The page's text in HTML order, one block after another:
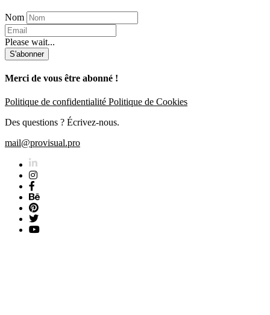
Nom
Please wait...
S'abonner
Merci de vous être abonné !
Politique de confidentialité Politique de Cookies
Des questions ? Écrivez-nous.
mail@provisual.pro